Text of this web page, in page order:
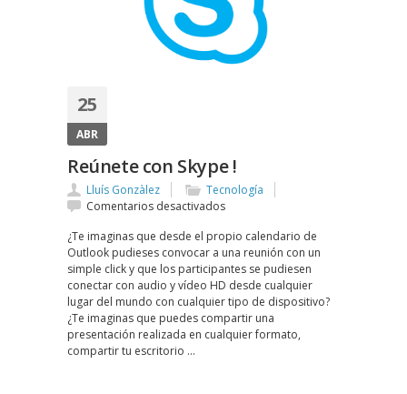
25
ABR
Reúnete con Skype !
Lluís Gonzàlez
Tecnología
Comentarios desactivadosen
con
Skype
!
¿Te imaginas que desde el propio calendario de
Outlook pudieses convocar a una reunión con un
simple click y que los participantes se pudiesen
conectar con audio y vídeo HD desde cualquier
lugar del mundo con cualquier tipo de dispositivo?
¿Te imaginas que puedes compartir una
presentación realizada en cualquier formato,
compartir tu escritorio …